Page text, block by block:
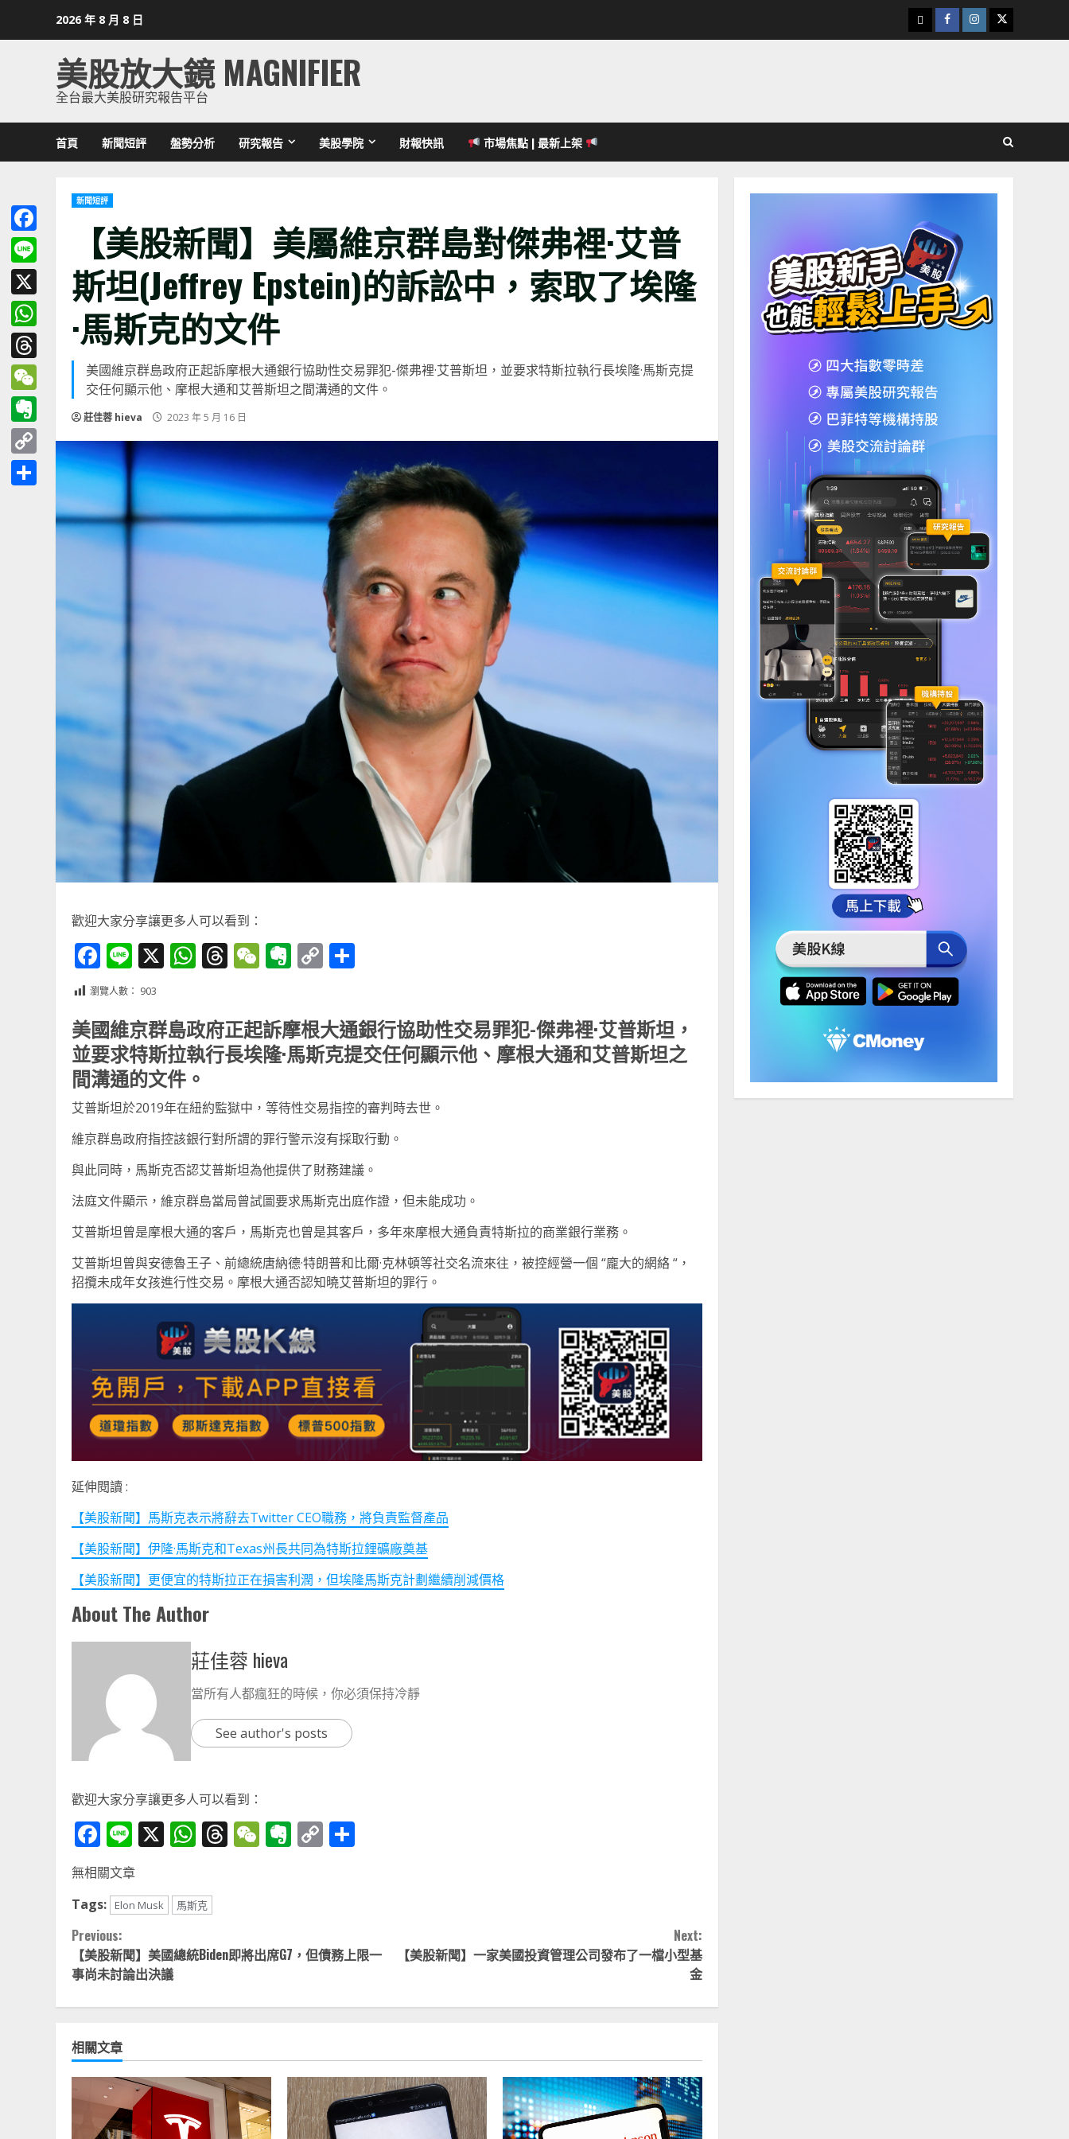
2026 年 8 月 8 日
下
載
Facebook
Instagram
Twitter
美股放大鏡 MAGNIFIER
全台最大美股研究報告平台
首頁 新聞短評 盤勢分析 研究報告 美股學院 財報快訊 市場焦點 | 最新上架
新聞短評
【美股新聞】美屬維京群島對傑弗裡·艾普
斯坦(Jeffrey Epstein)的訴訟中，索取了埃隆
·馬斯克的文件
美國維京群島政府正起訴摩根大通銀行協助性交易罪犯-傑弗裡·艾普斯坦，並要求特斯拉執行長埃隆·馬斯克提
交任何顯示他、摩根大通和艾普斯坦之間溝通的文件。
莊佳蓉 hieva 2023 年 5 月 16 日
歡迎大家分享讓更多人可以看到：
Facebook
Line
X WhatsApp
Threads
WeChat
Evernote
Copy
瀏覽人數： 903
美國維京群島政府正起訴摩根大通銀行協助性交易罪犯-傑弗裡·艾普斯坦，
並要求特斯拉執行長埃隆·馬斯克提交任何顯示他、摩根大通和艾普斯坦之
間溝通的文件。
艾普斯坦於2019年在紐約監獄中，等待性交易指控的審判時去世。
維京群島政府指控該銀行對所謂的罪行警示沒有採取行動。
與此同時，馬斯克否認艾普斯坦為他提供了財務建議。
法庭文件顯示，維京群島當局曾試圖要求馬斯克出庭作證，但未能成功。
艾普斯坦曾是摩根大通的客戶，馬斯克也曾是其客戶，多年來摩根大通負責特斯拉的商業銀行業務。
艾普斯坦曾與安德魯王子、前總統唐納德·特朗普和比爾·克林頓等社交名流來往，被控經營一個 “龐大的網絡 “，
招攬未成年女孩進行性交易。摩根大通否認知曉艾普斯坦的罪行。
延伸閱讀 :
【美股新聞】馬斯克表示將辭去Twitter CEO職務，將負責監督產品
【美股新聞】伊隆·馬斯克和Texas州長共同為特斯拉鋰礦廠奠基
【美股新聞】更便宜的特斯拉正在損害利潤，但埃隆馬斯克計劃繼續削減價格
About The Author
莊佳蓉 hieva
當所有人都瘋狂的時候，你必須保持冷靜
See author's posts
歡迎大家分享讓更多人可以看到：
Facebook
Line
X WhatsApp
Threads
WeChat
Evernote
Copy
無相關文章
Tags:
Elon Musk 馬斯克
Continue
Reading
Previous:
【美股新聞】美國總統Biden即將出席G7，但債務上限一
事尚未討論出決議
Next:
【美股新聞】一家美國投資管理公司發布了一檔小型基
金
相關文章
Facebook
Line
X
WhatsApp
Threads
WeChat
Evernote
Copy